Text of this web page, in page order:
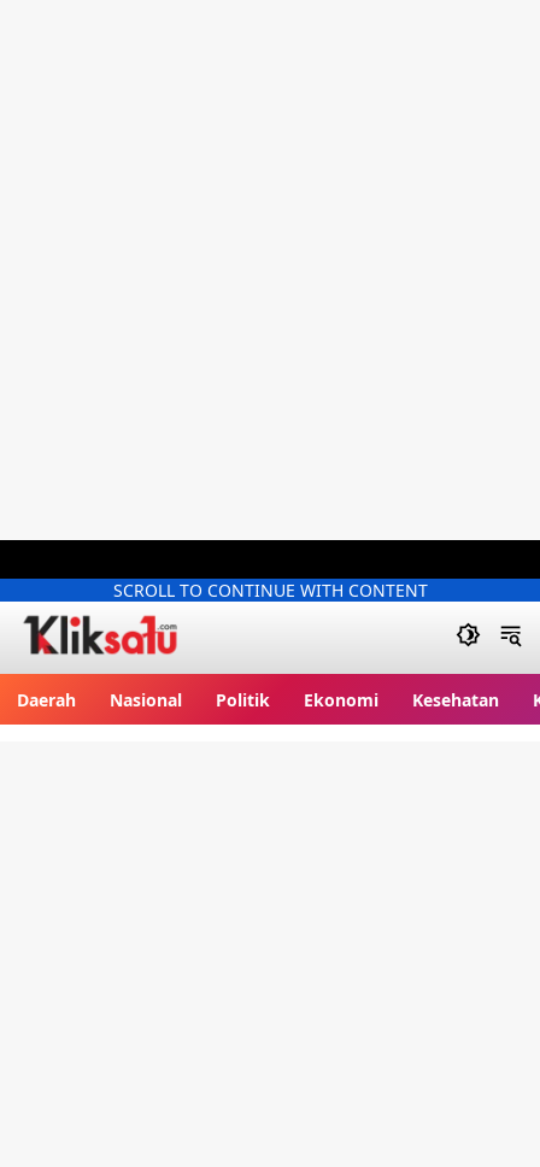
SCROLL TO CONTINUE WITH CONTENT
Daerah Nasional Politik Ekonomi Kesehatan